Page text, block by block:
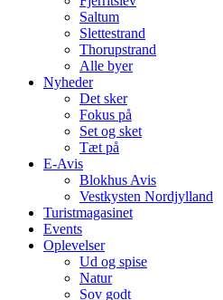
Saltum
Slettestrand
Thorupstrand
Alle byer
Nyheder
Det sker
Fokus på
Set og sket
Tæt på
E-Avis
Blokhus Avis
Vestkysten Nordjylland
Turistmagasinet
Events
Oplevelser
Ud og spise
Natur
Sov godt